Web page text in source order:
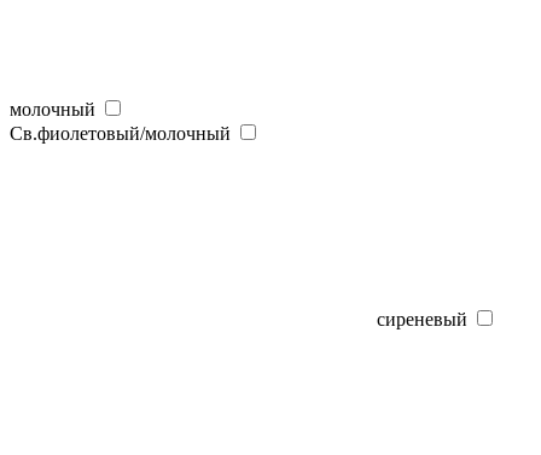
молочный
Св.фиолетовый/молочный
сиреневый